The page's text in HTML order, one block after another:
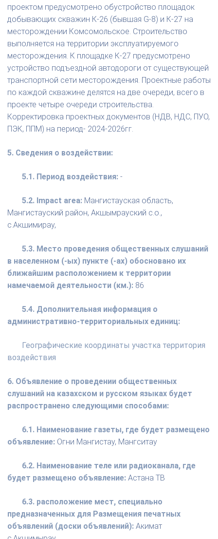
проектом предусмотрено обустройство площадок
добывающих скважин К-26 (бывшая G-8) и К-27 на
месторождении Комсомольское. Строительство
выполняется на территории эксплуатируемого
месторождения. К площадке К-27 предусмотрено
устройство подъездной автодороги от существующей
транспортной сети месторождения. Проектные работы
по каждой скважине делятся на две очереди, всего в
проекте четыре очереди строительства.
Корректировка проектных документов (НДВ, НДС, ПУО,
ПЭК, ППМ) на период- 2024-2026гг.
5. Сведения о воздействии:
5.1. Период воздействия: -
5.2. Impact area: Мангистауская область,
Мангистауский район, Акшымрауский с.о.,
с.Акшимирау,
5.3. Место проведения общественных слушаний
в населенном (-ых) пункте (-ах) обосновано их
ближайшим расположением к территории
намечаемой деятельности (км.): 86
5.4. Дополнительная информация о
административно-территориальных единиц:
Географические координаты участка территория
воздействия
6. Объявление о проведении общественных
слушаний на казахском и русском языках будет
распространено следующими способами:
6.1. Наименование газеты, где будет размещено
объявление: Огни Мангистау, Мангситау
6.2. Наименование теле или радиоканала, где
будет размещено объявление: Астана ТВ
6.3. расположение мест, специально
предназначенных для Размещения печатных
объявлений (доски объявлений): Акимат